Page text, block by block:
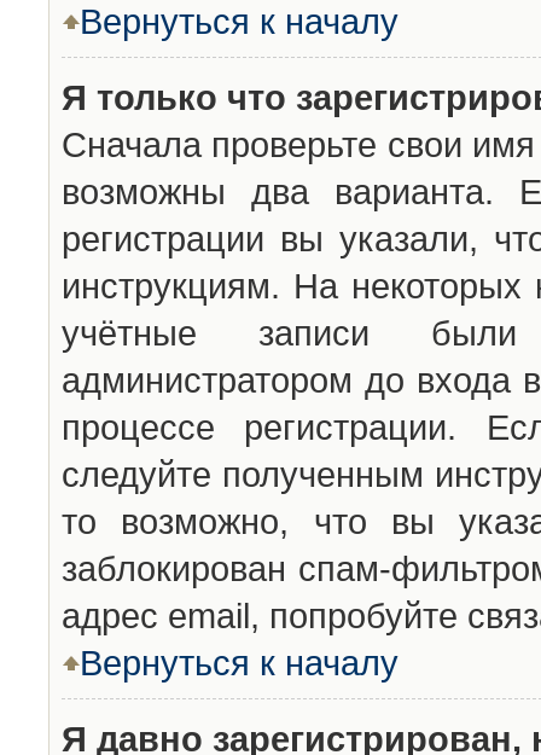
Вернуться к началу
Я только что
Сначала проверьте свои
возможны два варианта.
регистрации вы указали,
инструкциям. На
учётные записи были
администратором до входа
процессе регистрации.
следуйте полученным
то возможно, что вы
заблокирован спам-
адрес email, попробуйте
Вернуться к началу
Я давно